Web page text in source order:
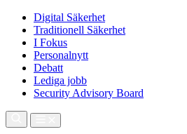
Digital Säkerhet
Traditionell Säkerhet
I Fokus
Personalnytt
Debatt
Lediga jobb
Security Advisory Board